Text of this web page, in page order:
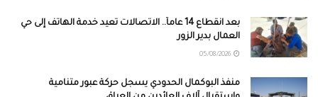
بعد انقطاع 14 عاماً.. الاتصالات تعيد خدمة الهاتف إلى حي
العمال بدير الزور
منفذ البوكمال الحدودي يسجل حركة عبور متنامية